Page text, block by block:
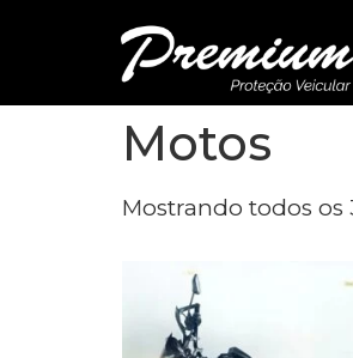
Motos
Mostrando todos os